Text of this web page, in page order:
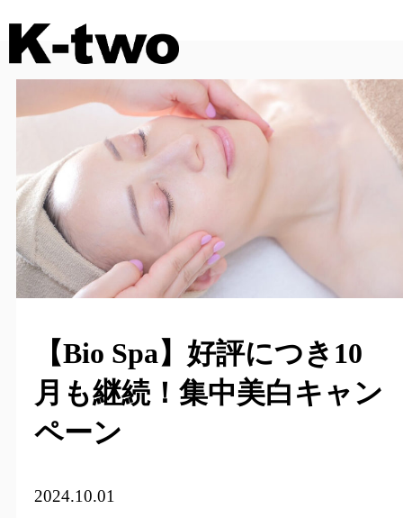
【Bio Spa】好評につき10
月も継続！集中美白キャン
ペーン
2024.10.01